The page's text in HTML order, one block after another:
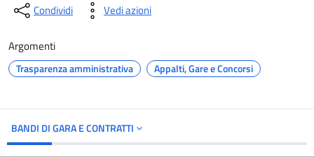
Condividi Vedi azioni
Argomenti
Trasparenza amministrativa Appalti, Gare e Concorsi
BANDI DI GARA E CONTRATTI